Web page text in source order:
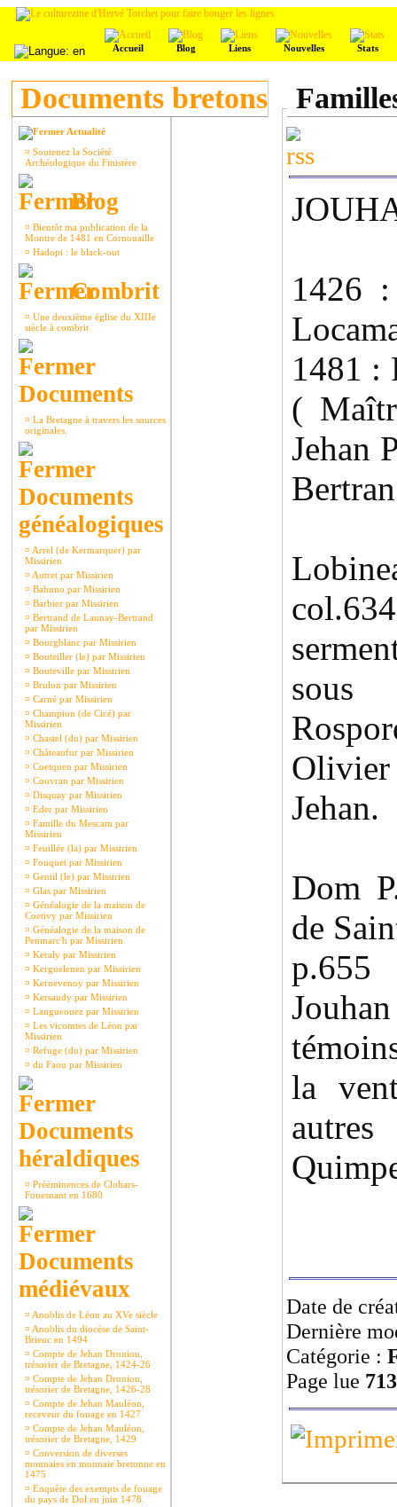
Accueil Blog Liens Nouvelles Stats
Documents bretons
Actualité
¤ Soutenez la Société
Archéologique du Finistère
Blog
¤ Bientôt ma publication de la
Montre de 1481 en Cornouaille
¤ Hadopi : le black-out
Combrit
¤ Une deuxième église du XIIIe
siècle à combrit
Documents
¤ La Bretagne à travers les sources
originales.
Documents
généalogiques
¤ Arrel (de Kermarquer) par
Missirien
¤ Autret par Missirien
¤ Bahuno par Missirien
¤ Barbier par Missirien
¤ Bertrand de Launay-Bertrand
par Missirien
¤ Bourgblanc par Missirien
¤ Bouteiller (le) par Missirien
¤ Bouteville par Missirien
¤ Brulon par Missirien
¤ Carné par Missirien
¤ Champion (de Cicé) par
Missirien
¤ Chastel (du) par Missirien
¤ Châteaufur par Missirien
¤ Coetquen par Missirien
¤ Couvran par Missirien
¤ Disquay par Missirien
¤ Eder par Missirien
¤ Famille du Mescam par
Missirien
¤ Feuillée (la) par Missirien
¤ Fouquet par Missirien
¤ Gentil (le) par Missirien
¤ Glas par Missirien
¤ Généalogie de la maison de
Coetivy par Missirien
¤ Généalogie de la maison de
Penmarc'h par Missirien
¤ Keraly par Missirien
¤ Kerguelenen par Missirien
¤ Kernevenoy par Missirien
¤ Kersaudy par Missirien
¤ Langueouez par Missirien
¤ Les vicomtes de Léon par
Missirien
¤ Refuge (du) par Missirien
¤ du Faou par Missirien
Documents
héraldiques
¤ Prééminences de Clohars-
Fouesnant en 1680
Documents
médiévaux
¤ Anoblis de Léon au XVe siècle
¤ Anoblis du diocèse de Saint-
Brieuc en 1494
¤ Compte de Jehan Droniou,
trésorier de Bretagne, 1424-26
¤ Compte de Jehan Droniou,
trésorier de Bretagne, 1426-28
¤ Compte de Jehan Mauléon,
receveur du fouage en 1427
¤ Compte de Jehan Mauléon,
trésorier de Bretagne, 1429
¤ Conversion de diverses
monnaies en monnaie bretonne en
1475
¤ Enquête des exempts de fouage
du pays de Dol en juin 1478.
1426
1481 :
(
Jehan
Jehan.
Dom
de
la
Date de
Dernière
Catégorie :
Page lue